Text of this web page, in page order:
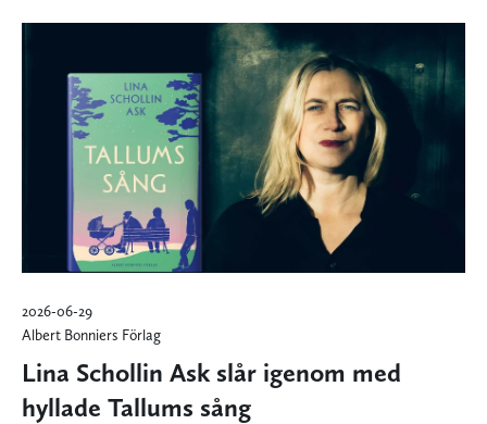
2026-06-29
Albert Bonniers Förlag
Lina Schollin Ask slår igenom med
hyllade Tallums sång